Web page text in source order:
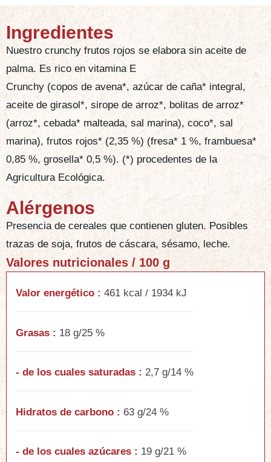
Ingredientes
Nuestro crunchy frutos rojos se elabora sin aceite de
palma. Es rico en vitamina E
Crunchy (copos de avena*, azúcar de caña* integral,
aceite de girasol*, sirope de arroz*, bolitas de arroz*
(arroz*, cebada* malteada, sal marina), coco*, sal
marina), frutos rojos* (2,35 %) (fresa* 1 %, frambuesa*
0,85 %, grosella* 0,5 %). (*) procedentes de la
Agricultura Ecológica.
Alérgenos
Presencia de cereales que contienen gluten. Posibles
trazas de soja, frutos de cáscara, sésamo, leche.
Valores nutricionales / 100 g
Valor energético : 461 kcal / 1934 kJ
Grasas : 18 g/25 %
- de los cuales saturadas : 2,7 g/14 %
Hidratos de carbono : 63 g/24 %
- de los cuales azúcares : 19 g/21 %